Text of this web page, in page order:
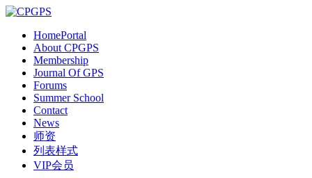
HomePortal
About CPGPS
Membership
Journal Of GPS
Forums
Summer School
Contact
News
师资
列表样式
VIP会员